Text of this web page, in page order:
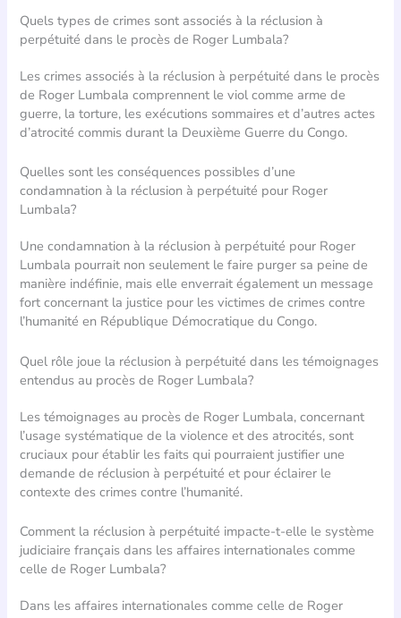
Quels types de crimes sont associés à la réclusion à
perpétuité dans le procès de Roger Lumbala?
Les crimes associés à la réclusion à perpétuité dans le procès
de Roger Lumbala comprennent le viol comme arme de
guerre, la torture, les exécutions sommaires et d’autres actes
d’atrocité commis durant la Deuxième Guerre du Congo.
Quelles sont les conséquences possibles d’une
condamnation à la réclusion à perpétuité pour Roger
Lumbala?
Une condamnation à la réclusion à perpétuité pour Roger
Lumbala pourrait non seulement le faire purger sa peine de
manière indéfinie, mais elle enverrait également un message
fort concernant la justice pour les victimes de crimes contre
l’humanité en République Démocratique du Congo.
Quel rôle joue la réclusion à perpétuité dans les témoignages
entendus au procès de Roger Lumbala?
Les témoignages au procès de Roger Lumbala, concernant
l’usage systématique de la violence et des atrocités, sont
cruciaux pour établir les faits qui pourraient justifier une
demande de réclusion à perpétuité et pour éclairer le
contexte des crimes contre l’humanité.
Comment la réclusion à perpétuité impacte-t-elle le système
judiciaire français dans les affaires internationales comme
celle de Roger Lumbala?
Dans les affaires internationales comme celle de Roger